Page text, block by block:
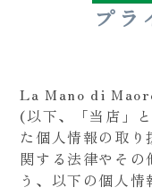
プラ
La Mano di
(以下、「当店」
た個人情報の取
関する法律やその
う、以下の個人情